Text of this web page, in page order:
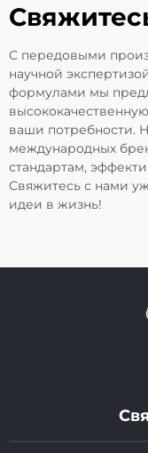
С передовыми
научной
формулами мы
ваши потребности.
международных
стандартам,
Свяжитесь с нами
идеи в жизнь!